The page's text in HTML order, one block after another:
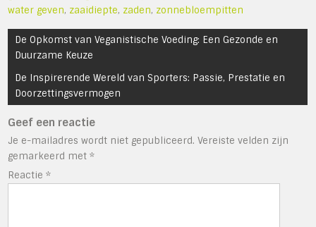
water geven, zaaidiepte, zaden, zonnebloempitten
Bericht
navigatie
De Opkomst van Veganistische Voeding: Een Gezonde en
Duurzame Keuze
De Inspirerende Wereld van Sporters: Passie, Prestatie en
Doorzettingsvermogen
Geef een reactie
Je e-mailadres wordt niet gepubliceerd. Vereiste velden zijn
gemarkeerd met*
Reactie*